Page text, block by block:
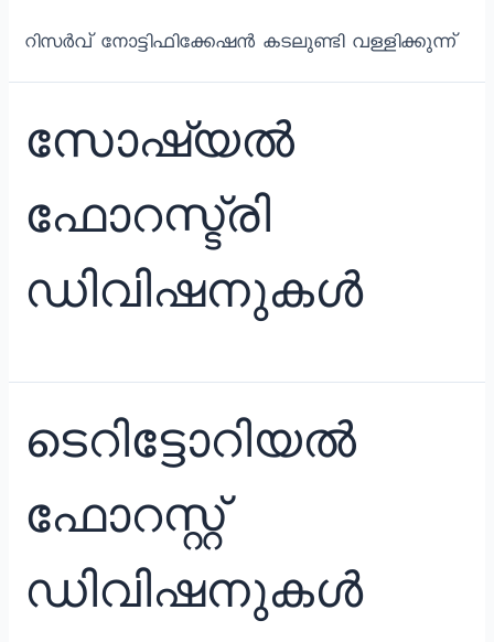
റിസർവ് നോട്ടിഫിക്കേഷൻ കടലുണ്ടി വള്ളിക്കുന്ന്
സോഷ്യൽ
ഫോറസ്ട്രി
ഡിവിഷനുകൾ
ടെറിട്ടോറിയൽ
ഫോറസ്റ്റ്
ഡിവിഷനുകൾ